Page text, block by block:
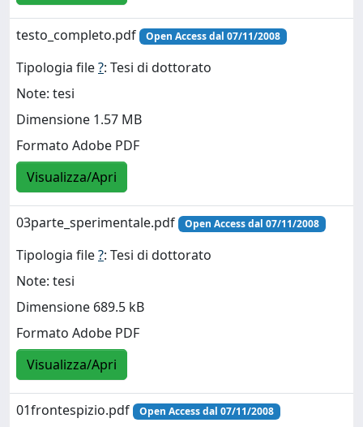
testo_completo.pdf Open Access dal 07/11/2008
Tipologia file?: Tesi di dottorato
Note: tesi
Dimensione 1.57 MB
Formato Adobe PDF
Visualizza/Apri
03parte_sperimentale.pdf Open Access dal 07/11/2008
Tipologia file?: Tesi di dottorato
Note: tesi
Dimensione 689.5 kB
Formato Adobe PDF
Visualizza/Apri
01frontespizio.pdf Open Access dal 07/11/2008